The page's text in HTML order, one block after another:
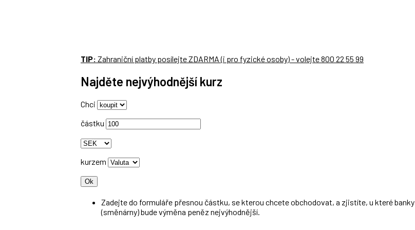
TIP: Zahraniční platby posílejteZDARMA (i pro fyzické osoby) -volejte 800 22 55 99
Najděte nejvýhodnější kurz
Chci
částku
kurzem
Zadejte do formuláře přesnou částku, se kterou chcete obchodovat, a zjistíte, u které banky
(směnárny) bude výměna peněz nejvýhodnější.